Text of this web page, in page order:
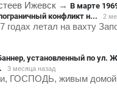
Ижевск → В марте
конфликт н...
2
годах летал на вахту
установленный по ул.
3 месяца назад
ГОСПОДЬ, живым домой